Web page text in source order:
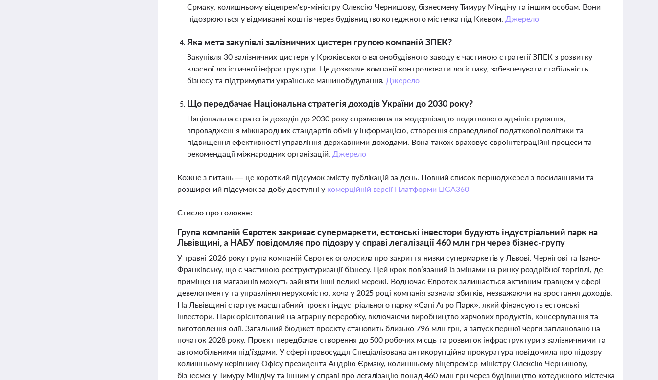
Єрмаку, колишньому віцепрем'єр-міністру Олексію Чернишову, бізнесмену Тимуру Міндічу та іншим особам. Вони
підозрюються у відмиванні коштів через будівництво котеджного містечка під Києвом. Джерело
Яка мета закупівлі залізничних цистерн групою компаній ЗПЕК?
Закупівля 30 залізничних цистерн у Крюківського вагонобудівного заводу є частиною стратегії ЗПЕК з розвитку
власної логістичної інфраструктури. Це дозволяє компанії контролювати логістику, забезпечувати стабільність
бізнесу та підтримувати українське машинобудування. Джерело
Що передбачає Національна стратегія доходів України до 2030 року?
Національна стратегія доходів до 2030 року спрямована на модернізацію податкового адміністрування,
впровадження міжнародних стандартів обміну інформацією, створення справедливої податкової політики та
підвищення ефективності управління державними доходами. Вона також враховує євроінтеграційні процеси та
рекомендації міжнародних організацій. Джерело
Кожне з питань — це короткий підсумок змісту публікацій за день. Повний список першоджерел з посиланнями та
розширений підсумок за добу доступні у комерційній версії Платформи LIGA360.
Стисло про головне:
Група компаній Євротек закриває супермаркети, естонські інвестори будують індустріальний парк на
Львівщині, а НАБУ повідомляє про підозру у справі легалізації 460 млн грн через бізнес-групу
У травні 2026 року група компаній Євротек оголосила про закриття низки супермаркетів у Львові, Чернігові та Івано-
Франківську, що є частиною реструктуризації бізнесу. Цей крок пов’язаний із змінами на ринку роздрібної торгівлі, де
приміщення магазинів можуть зайняти інші великі мережі. Водночас Євротек залишається активним гравцем у сфері
девелопменту та управління нерухомістю, хоча у 2025 році компанія зазнала збитків, незважаючи на зростання доходів.
На Львівщині стартує масштабний проєкт індустріального парку «Сапі Агро Парк», який фінансують естонські
інвестори. Парк орієнтований на аграрну переробку, включаючи виробництво харчових продуктів, консервування та
виготовлення олії. Загальний бюджет проєкту становить близько 796 млн грн, а запуск першої черги заплановано на
початок 2028 року. Проєкт передбачає створення до 500 робочих місць та розвиток інфраструктури з залізничними та
автомобільними під’їздами. У сфері правосуддя Спеціалізована антикорупційна прокуратура повідомила про підозру
колишньому керівнику Офісу президента Андрію Єрмаку, колишньому віцепрем'єр-міністру Олексію Чернишову,
бізнесмену Тимуру Міндічу та іншим у справі про легалізацію понад 460 млн грн через будівництво котеджного містечка